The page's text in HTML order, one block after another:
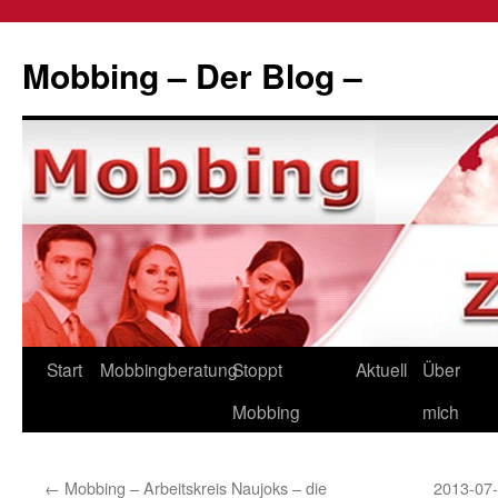
springen
Mobbing – Der Blog –
Start MobbingberatungStoppt
Mobbing
Aktuell
Über
mich
← Mobbing – Arbeitskreis Naujoks – die 2013-